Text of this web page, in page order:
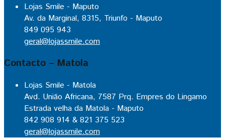
Lojas Smile - Maputo
Av. da Marginal, 8315, Triunfo - Maputo
849 095 943
geral@lojassmile.com
Contacto – Matola
Lojas Smile - Matola
Avd. União Africana, 7587 Prq. Empres do Lingamo
Estrada velha da Matola - Maputo
842 908 914 & 821 375 523
geral@lojassmile.com